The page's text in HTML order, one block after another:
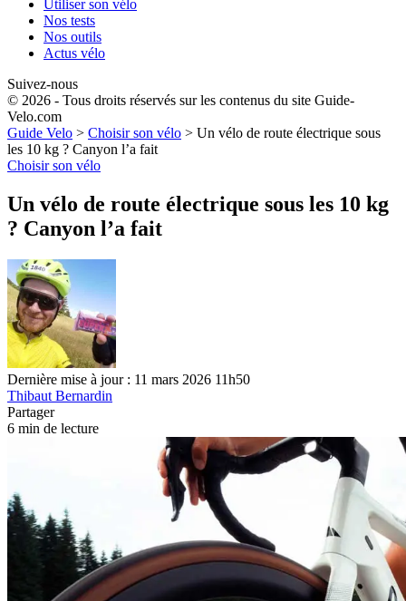
Utiliser son vélo
Nos tests
Nos outils
Actus vélo
Suivez-nous
© 2026 - Tous droits réservés sur les contenus du site Guide-
Velo.com
Guide Velo > Choisir son vélo > Un vélo de route électrique sous
les 10 kg ? Canyon l’a fait
Choisir son vélo
Un vélo de route électrique sous les 10 kg
? Canyon l’a fait
Dernière mise à jour : 11 mars 2026 11h50
Thibaut Bernardin
Partager
6 min de lecture